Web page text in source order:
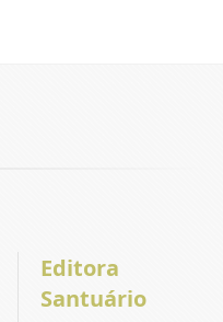
Editora
Santuário